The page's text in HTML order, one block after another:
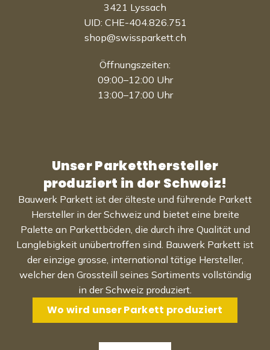
3421 Lyssach
UID: CHE-404.826.751
shop@swissparkett.ch
Öffnungszeiten:
09:00–12:00 Uhr
13:00–17:00 Uhr
Unser Parketthersteller
produziert in der Schweiz!
Bauwerk Parkett ist der älteste und führende Parkett
Hersteller in der Schweiz und bietet eine breite
Palette an Parkettböden, die durch ihre Qualität und
Langlebigkeit unübertroffen sind. Bauwerk Parkett ist
der einzige grosse, international tätige Hersteller,
welcher den Grossteill seines Sortiments vollständig
in der Schweiz produziert.
Wo wird unser Parkett produziert